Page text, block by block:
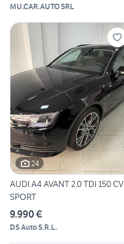
MU.CAR.AUTO SRL
24
AUDI A4 AVANT 2.0 TDI 150 CV
SPORT
9.990 €
DS Auto S.R.L.